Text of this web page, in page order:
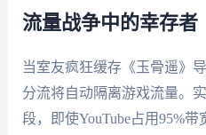
流量战争中的幸存者
当室友疯狂缓存《玉骨遥》
分流将自动隔离游戏流量。
段，即使YouTube占用95%